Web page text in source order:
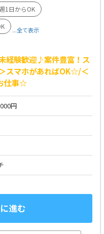
1日からOK
...全て表示
経験歓迎♪案件豊富！ス
スマホがあればOK☆/＜
仕事☆
円
進む